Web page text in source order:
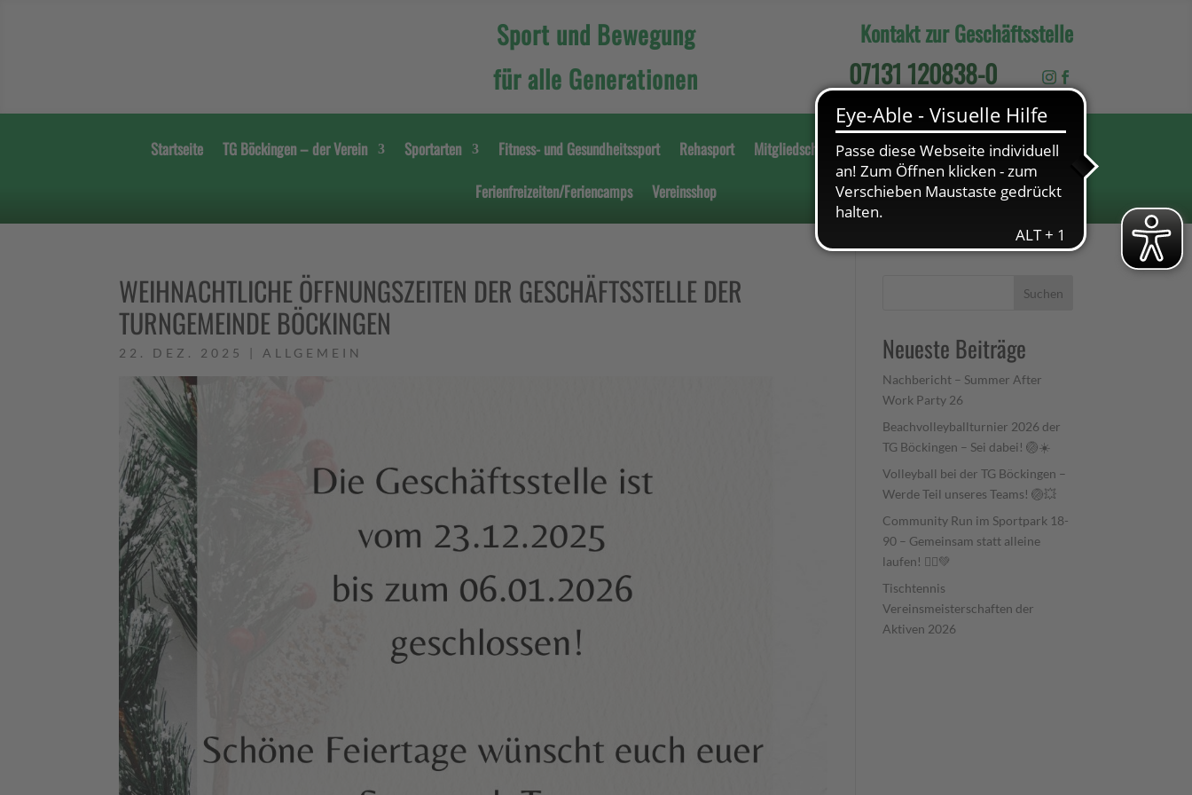
Sport und Bewegung
für alle Generationen
Kontakt zur Geschäftsstelle
07131 120838-0
Startseite TG Böckingen – der Verein Sportarten Fitness- und Gesundheitssport Rehasport Mitgliedschaft Sportpark18-90
Sportstätten
Ferienfreizeiten/Feriencamps
Vereinsshop
WEIHNACHTLICHE ÖFFNUNGSZEITEN DER GESCHÄFTSSTELLE DER
TURNGEMEINDE BÖCKINGEN
22. DEZ. 2025 | ALLGEMEIN
Suchen
Neueste Beiträge
Nachbericht – Summer After
Work Party 26
Beachvolleyballturnier 2026 der
TG Böckingen – Sei dabei! 🏐☀️
Volleyball bei der TG Böckingen –
Werde Teil unseres Teams! 🏐💥
Community Run im Sportpark 18-
90 – Gemeinsam statt alleine
laufen! 🏃‍♂️💚
Tischtennis
Vereinsmeisterschaften der
Aktiven 2026